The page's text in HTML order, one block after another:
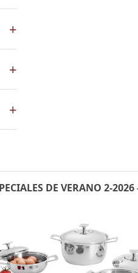
+
+
+
DE VERANO 2-2026